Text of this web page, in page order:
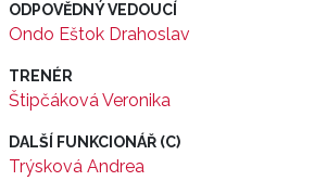
ODPOVĚDNÝ VEDOUCÍ
Ondo Eštok Drahoslav
TRENÉR
Štipčáková Veronika
DALŠÍ FUNKCIONÁŘ (C)
Trýsková Andrea